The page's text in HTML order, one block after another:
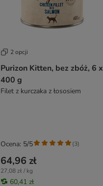
2 opcji
Purizon Kitten, bez zbóż, 6 x
400 g
Filet z kurczaka z łososiem
64,96 zł
27,08 zł / kg
60,41 zł
Ocena: 5/5 (3)